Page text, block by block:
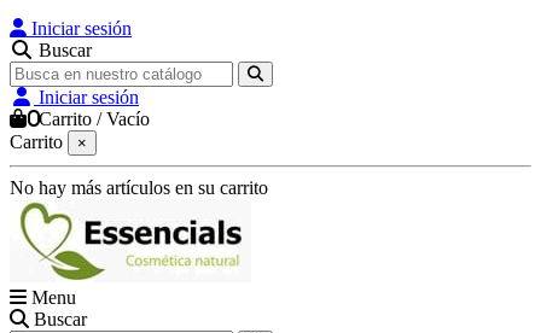
Iniciar sesión
Buscar
Iniciar sesión
0Carrito /Vacío
Carrito
×
No hay más artículos en su carrito
Menu
Buscar